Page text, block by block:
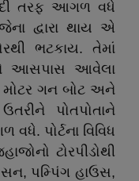
તરફ આગળ વધે
દ્વારા થાય એ
ભટકાય. તેમાં
આસપાસ આવેલા
મોટર ગન બોટ અને
પોતપોતાને
પોર્ટના વિવિધ
ટોરપીડોથી
પમ્પિંગ હાઉસ,